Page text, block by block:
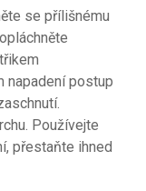
se přílišnému
napadení postup
Používejte
přestaňte ihned